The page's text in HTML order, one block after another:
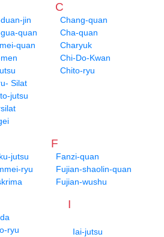
jin
quan
quan
Silat
jutsu
C
Chang-quan
Cha-quan
Charyuk
Chi-Do-Kwan
Chito-ryu
jutsu
ryu
F
Fanzi-quan
Fujian-shaolin-quan
Fujian-wushu
ryu
I
Iai-jutsu